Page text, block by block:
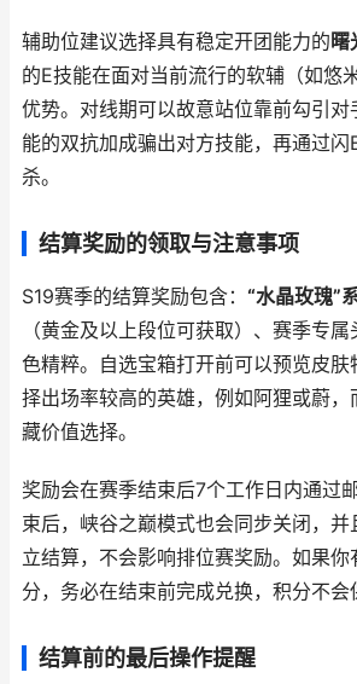
辅助位建议选择具有稳定开团能力的曙
的E技能在面对当前流行的软辅（如悠
优势。对线期可以故意站位靠前勾引对
能的双抗加成骗出对方技能，再通过闪
杀。
结算奖励的领取与注意事项
S19赛季的结算奖励包含： “水晶玫瑰”
（黄金及以上段位可获取）、赛季专
色精粹。自选宝箱打开前可以预览皮肤
择出场率较高的英雄，例如阿狸或蔚，
藏价值选择。
奖励会在赛季结束后7个工作日内通过
束后，峡谷之巅模式也会同步关闭，并
立结算，不会影响排位赛奖励。如果你
分，务必在结束前完成兑换，积分不会
结算前的最后操作提醒